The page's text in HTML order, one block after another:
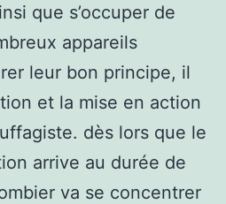
que s’occuper de
appareils
leur bon principe, il
et la mise en action
dès lors que le
arrive au durée de
va se concentrer